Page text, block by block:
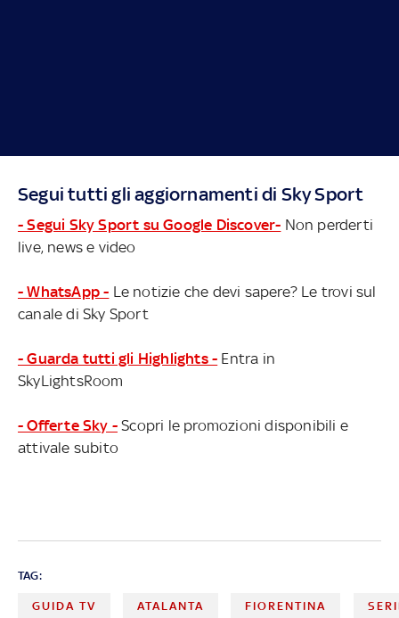
Segui tutti gli aggiornamenti di Sky Sport
- Segui Sky Sport su Google Discover- Non perderti
live, news e video
- WhatsApp - Le notizie che devi sapere? Le trovi sul
canale di Sky Sport
- Guarda tutti gli Highlights - Entra in
SkyLightsRoom
- Offerte Sky - Scopri le promozioni disponibili e
attivale subito
TAG:
GUIDA TV ATALANTA FIORENTINA